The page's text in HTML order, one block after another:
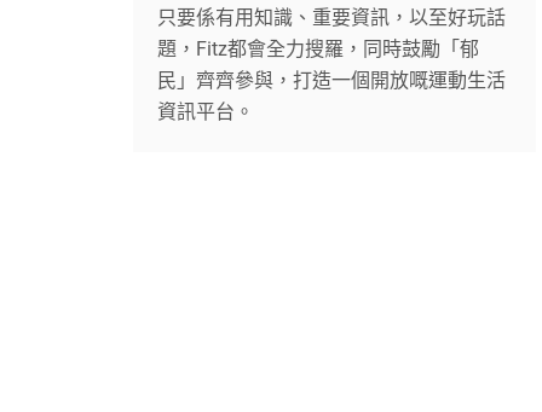
只要係有用知識、重要資訊，以至好玩話
題，Fitz都會全力搜羅，同時鼓勵「郁
民」齊齊參與，打造一個開放嘅運動生活
資訊平台。